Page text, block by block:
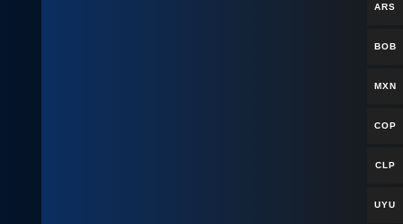
ARS
BOB
MXN
COP
CLP
UYU